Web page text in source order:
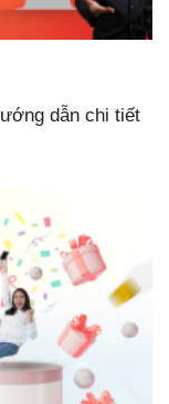
dẫn chi tiết